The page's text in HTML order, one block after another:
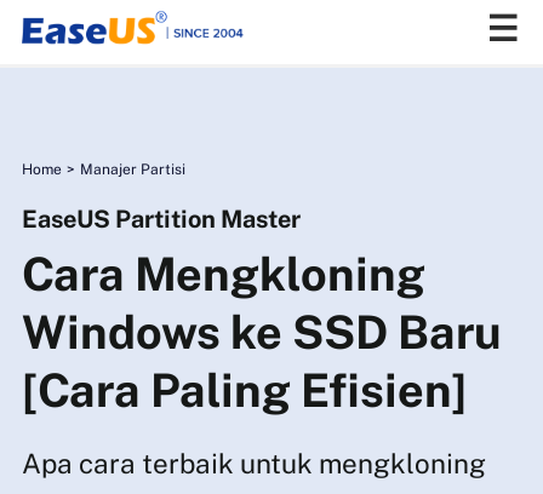
Home > Manajer Partisi
EaseUS Partition Master
Cara Mengkloning
Windows ke SSD Baru
[Cara Paling Efisien]
Apa cara terbaik untuk mengkloning